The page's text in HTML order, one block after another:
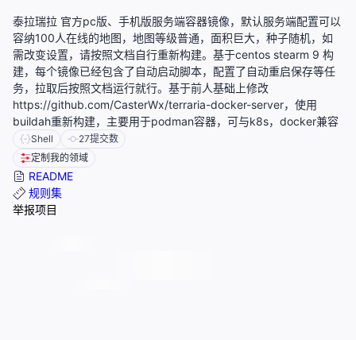
泰拉瑞拉 官方pc版、手机版服务端容器镜像，默认服务端配置可以
容纳100人在线的地图，地图等级普通，面积巨大，种子随机，如
需改变设置，请按照文档自行重新构建。基于centos stearm 9 构
建，每个镜像已经包含了自动启动脚本，配置了自动重启保存等任
务，拉取后按照文档运行就行。基于前人基础上修改
https://github.com/CasterWx/terraria-docker-server，使用
buildah重新构建，主要用于podman容器，可与k8s，docker兼容
Shell 27提交数
定制我的领域
README
规则集
举报项目